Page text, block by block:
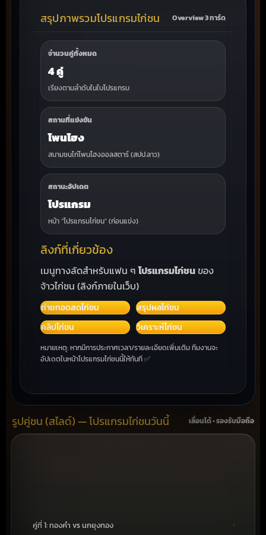
สรุปภาพรวมโปรแกรมไก่ชน Overview 3 การ์ด
จำนวนคู่ทั้งหมด
4 คู่
เรียงตามลำดับในใบโปรแกรม
สถานที่แข่งขัน
โพนโฮง
สนามชนไก่โพนโฮงออลสตาร์ (สปป.ลาว)
สถานะอัปเดต
โปรแกรม
หน้า “โปรแกรมไก่ชน” (ก่อนแข่ง)
ลิงก์ที่เกี่ยวข้อง
เมนูทางลัดสำหรับแฟน ๆโปรแกรมไก่ชนของ
จ้าวไก่ชน (ลิงก์ภายในเว็บ)
ถ่ายทอดสดไก่ชน
สรุปผลไก่ชน
คลิปไก่ชน
วิเคราะห์ไก่ชน
หมายเหตุ: หากมีการประกาศเวลา/รายละเอียดเพิ่มเติม ทีมงานจะ
อัปเดตในหน้าโปรแกรมไก่ชนนี้ให้ทันที ✅
รูปคู่ชน (สไลด์) — โปรแกรมไก่ชนวันนี้ เลื่อนได้ • รองรับมือถือ
คู่ที่ 1: ทองคำ vs นกยุงทอง คู่ที่ 2: ทอ